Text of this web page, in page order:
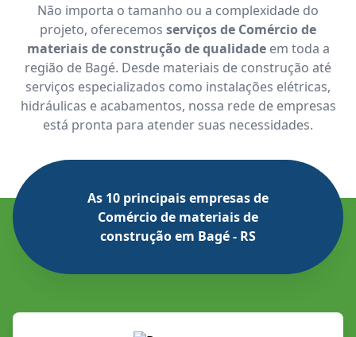
Não importa o tamanho ou a complexidade do
projeto, oferecemos serviços de Comércio de
materiais de construção de qualidadeem toda a
região de Bagé. Desde materiais de construção até
serviços especializados como instalações elétricas,
hidráulicas e acabamentos, nossa rede de empresas
está pronta para atender suas necessidades.
As 10 principais empresas de
Comércio de materiais de
construção em Bagé - RS